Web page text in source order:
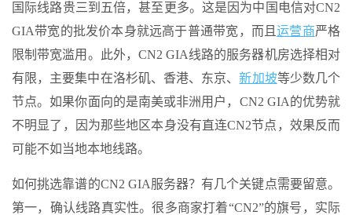
国际线路贵三到五倍，甚至更多。这是因为中国电信对CN2
GIA带宽的批发价本身就远高于普通带宽，而且运营商严格
限制带宽滥用。此外，CN2 GIA线路的服务器机房选择相对
有限，主要集中在洛杉矶、香港、东京、新加坡等少数几个
节点。如果你面向的是南美或非洲用户，CN2 GIA的优势就
不明显了，因为那些地区本身没有直连CN2节点，效果反而
可能不如当地本地线路。
如何挑选靠谱的CN2 GIA服务器？有几个关键点需要留意。
第一，确认线路真实性。很多商家打着“CN2”的旗号，实际